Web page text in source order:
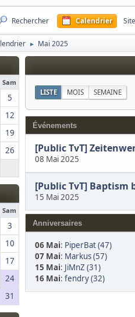
Rechercher Calendrier
► Mai 2025
Sam
5
12
19
26
Sam
3
10
17
24
31
LISTE MOIS SEMAINE
Événements
[Public TvT]
08 Mai 2025
[Public TvT] Baptism
15 Mai 2025
Anniversaires
06 Mai: PiperBat (47)
07 Mai: Markus (57)
15 Mai: JiMnZ (31)
16 Mai:fendry (32)